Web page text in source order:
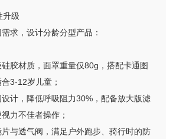
升级
求，设计分龄分型产品：
胶材质，面罩重量仅80g，搭配卡通图
3-12岁儿童；
计，降低呼吸阻力30%，配备放大版滤
力不佳者操作；
与透气阀，满足户外跑步、骑行时的防